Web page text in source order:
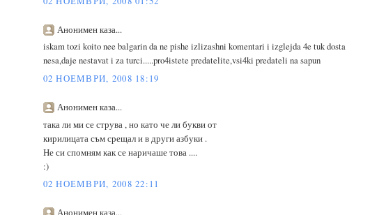
Анонимен каза...
iskam tozi koito nee balgarin da ne pishe izlizashni komentari i izglejda 4e tuk dosta
nesa,daje nestavat i za turci.....pro4istete predatelite,vsi4ki predateli na sapun
02 НОЕМВРИ, 2008 18:19
Анонимен каза...
така ли ми се струва , но като че ли букви от
кирилицата съм срещал и в други азбуки .
Не си спомням как се наричаше това ....
:)
02 НОЕМВРИ, 2008 22:11